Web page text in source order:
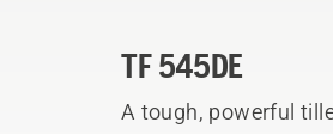
TF 545DE
A tough, powerful